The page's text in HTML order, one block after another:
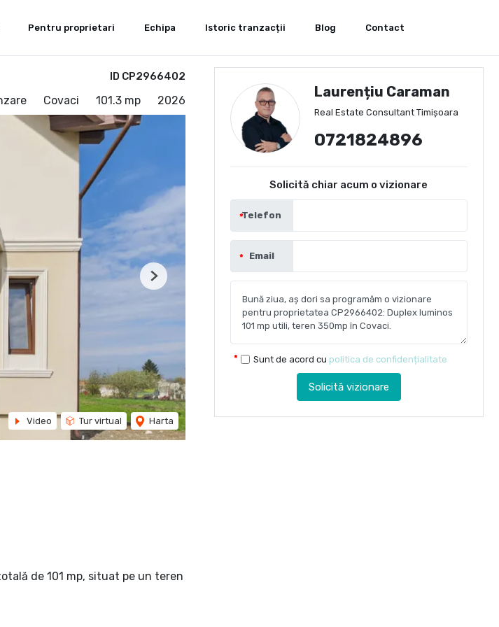
Pentru proprietari Echipa Istoric tranzacții Blog Contact
ID CP2966402
Covaci 101.3 mp 2026
Video Tur virtual Harta
Next
de 101 mp, situat pe un teren
Laurențiu Caraman
Real Estate Consultant Timișoara
0721824896
Solicită chiar acum o vizionare
Telefon
Email
Sunt de acord cu politica de confidențialitate
Solicită vizionare